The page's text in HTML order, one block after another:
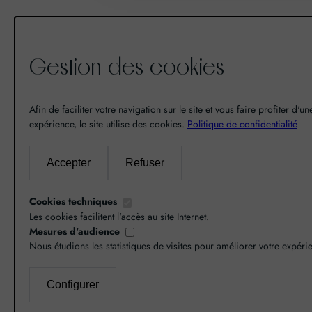
vin, il n’y a eu qu’un pas. Un pas
que nous avons franchi en faisant
une vocation. De là est né World
et la richesse de nos terroirs.
Gestion des cookies
Afin de faciliter votre navigation sur le site et vous faire profiter
expérience, le site utilise des cookies. Politique de confidentialité
Accepter Refuser
Cookies techniques
Les cookies facilitent l'accès au site Internet.
Mesures d'audience
Nous étudions les statistiques de visites pour améliorer votre
Configurer